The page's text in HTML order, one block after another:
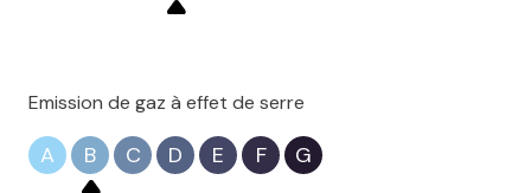
Terrain de 907 m²
Contacter moi au 06x68x33x70x80 pour programmer
Les informations sur les risques auxquels ce bien est
exposé, sont disponibles sur le site Géorisques :
Emission de gaz à effet de serre
A B C D E F G